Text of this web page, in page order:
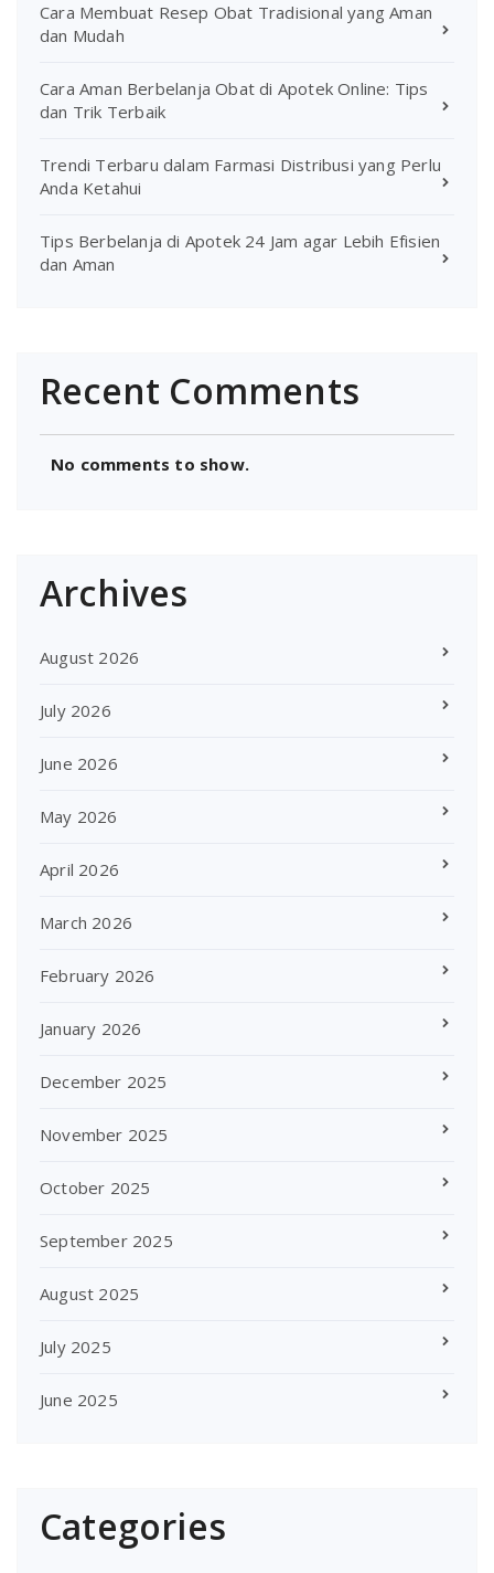
Cara Membuat Resep Obat Tradisional yang Aman
dan Mudah
Cara Aman Berbelanja Obat di Apotek Online: Tips
dan Trik Terbaik
Trendi Terbaru dalam Farmasi Distribusi yang Perlu
Anda Ketahui
Tips Berbelanja di Apotek 24 Jam agar Lebih Efisien
dan Aman
Recent Comments
No comments to show.
Archives
August 2026
July 2026
June 2026
May 2026
April 2026
March 2026
February 2026
January 2026
December 2025
November 2025
October 2025
September 2025
August 2025
July 2025
June 2025
Categories